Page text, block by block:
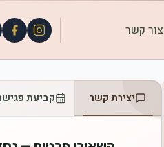
צור קשר
יצירת קשר קביעת